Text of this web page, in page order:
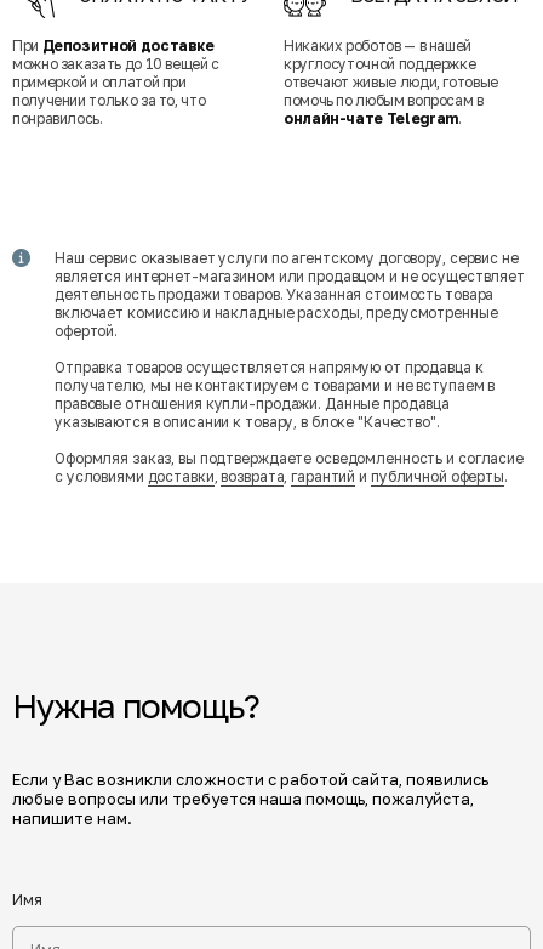
При Депозитной доставке
можно заказать до 10 вещей с
примеркой и оплатой при
получении только за то, что
понравилось.
Никаких роботов — в нашей
круглосуточной поддержке
отвечают живые люди, готовые
помочь по любым вопросам в
онлайн-чате Telegram.
Наш сервис оказывает услуги по агентскому договору, сервис не
является интернет-магазином или продавцом и не осуществляет
деятельность продажи товаров. Указанная стоимость товара
включает комиссию и накладные расходы, предусмотренные
офертой.
Отправка товаров осуществляется напрямую от продавца к
получателю, мы не контактируем с товарами и не вступаем в
правовые отношения купли-продажи. Данные продавца
указываются в описании к товару, в блоке "Качество".
Оформляя заказ, вы подтверждаете осведомленность и согласие
с условиями доставки,возврата,гарантий и публичной оферты.
Нужна помощь?
Если у Вас возникли сложности с работой сайта, появились
любые вопросы или требуется наша помощь, пожалуйста,
напишите нам.
Имя